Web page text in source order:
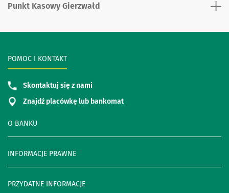
Punkt Kasowy Gierzwałd
O BANKU
INFORMACJE PRAWNE
PRZYDATNE INFORMACJE
POMOC I KONTAKT
Skontaktuj się z nami
Znajdź placówkę lub bankomat